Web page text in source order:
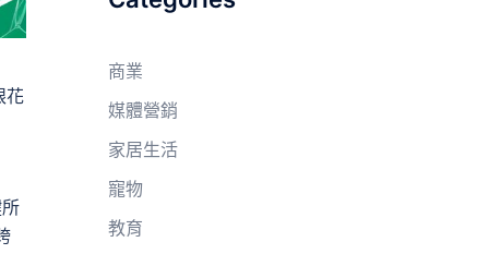
花
商業
媒體營銷
家居生活
寵物
教育